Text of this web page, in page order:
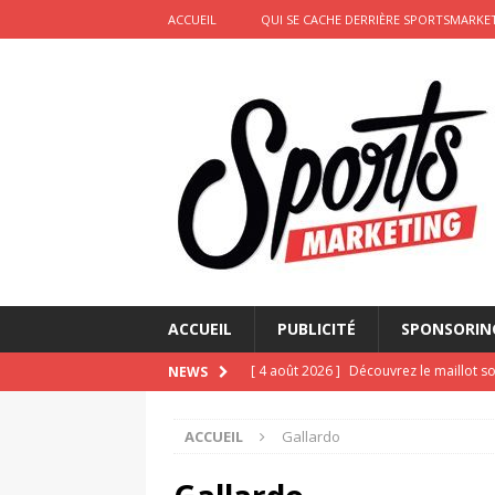
ACCUEIL QUI SE CACHE DERRIÈRE
ACCUEIL PUBLICITÉ
NEWS [ 4 août 2026 ] Découvrez le maillot
[ 2 août 2026 ]
[ 2 août 2026 ]
ACCUEIL Gallardo